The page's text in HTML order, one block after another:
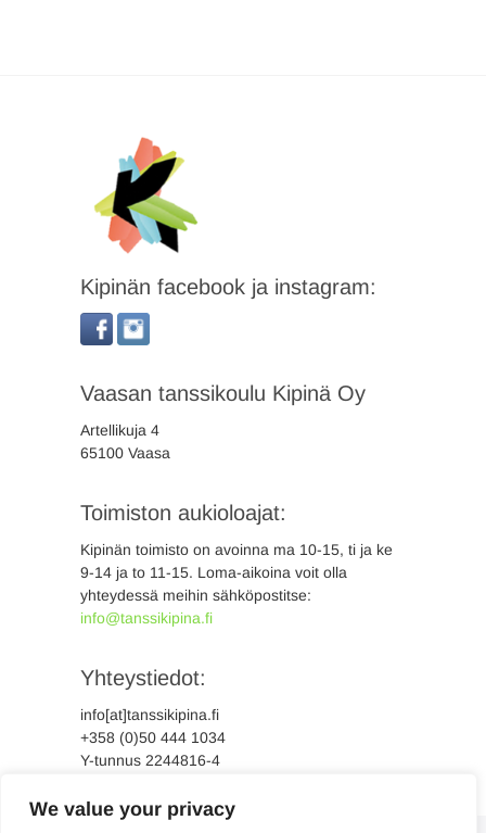
We value your privacy
Kipinän facebook ja instagram:
Vaasan tanssikoulu Kipinä Oy
Artellikuja 4
65100 Vaasa
Toimiston aukioloajat:
Kipinän toimisto on avoinna ma 10-15, ti ja ke
9-14 ja to 11-15. Loma-aikoina voit olla
yhteydessä meihin sähköpostitse:
info@tanssikipina.fi
Yhteystiedot:
info[at]tanssikipina.fi
+358 (0)50 444 1034
Y-tunnus 2244816-4